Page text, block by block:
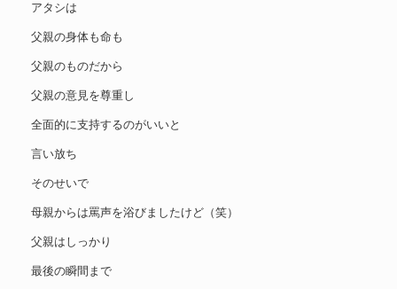
アタシは
父親の身体も命も
父親のものだから
父親の意見を尊重し
全面的に支持するのがいいと
言い放ち
そのせいで
母親からは罵声を浴びましたけど（笑）
父親はしっかり
最後の瞬間まで